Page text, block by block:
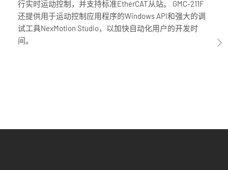
行实时运动控制，并支持标准EtherCAT从站。 GMC-211F
还提供用于运动控制应用程序的Windows API和强大的调
试工具NexMotion Studio，以加快自动化用户的开发时
间。